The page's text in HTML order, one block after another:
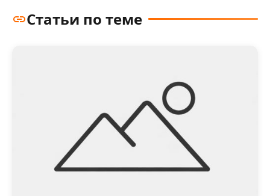
Статьи по теме